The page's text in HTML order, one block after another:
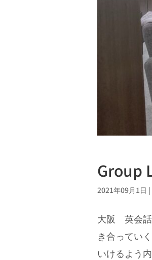
Group
2021年09月1日 |
大阪 英会話
き合ってい
いけるよう